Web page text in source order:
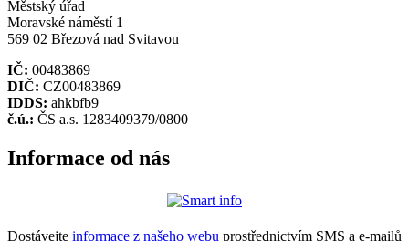
Městský úřad
Moravské náměstí 1
569 02 Březová nad Svitavou
IČ: 00483869
DIČ: CZ00483869
IDDS: ahkbfb9
č.ú.: ČS a.s. 1283409379/0800
Informace od nás
Dostávejte informace z našeho webu prostřednictvím SMS a e-mailů